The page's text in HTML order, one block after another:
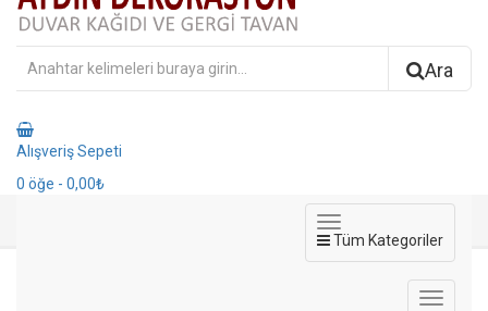
Ara
Alışveriş Sepeti
0 öğe - 0,00₺
Tüm Kategoriler